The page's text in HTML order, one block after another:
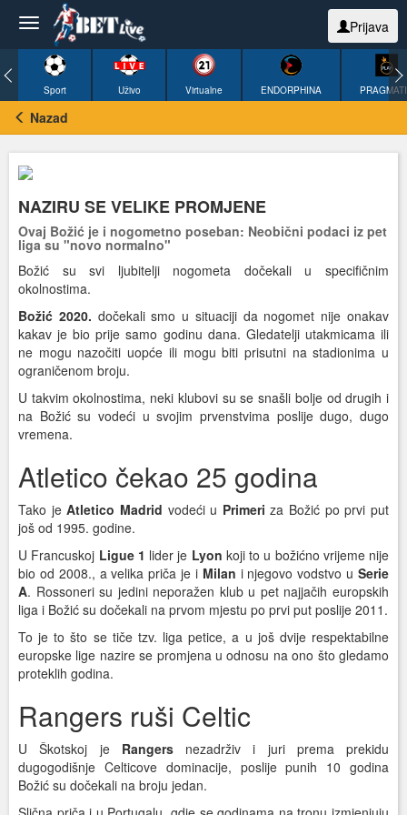
Prijava
Sport Uživo Virtualne ENDORPHINA
Nazad
NAZIRU SE VELIKE PROMJENE
Ovaj Božić je i nogometno poseban: Neobični podaci iz pet
liga su "novo normalno"
Božić su svi ljubitelji nogometa dočekali u specifičnim
okolnostima.
Božić 2020. dočekali smo u situaciji da nogomet nije onakav
kakav je bio prije samo godinu dana. Gledatelji utakmicama ili
ne mogu nazočiti uopće ili mogu biti prisutni na stadionima u
ograničenom broju.
U takvim okolnostima, neki klubovi su se snašli bolje od drugih i
na Božić su vodeći u svojim prvenstvima poslije dugo, dugo
vremena.
Atletico čekao 25 godina
Tako jeAtletico Madrid vodeći u Primeri za Božić po prvi put
još od 1995. godine.
U Francuskoj Ligue 1 lider je Lyon koji to u božićno vrijeme nije
bio od 2008., a velika priča je i Milan i njegovo vodstvo uSerie
A. Rossoneri su jedini neporažen klub u pet najjačih europskih
liga i Božić su dočekali na prvom mjestu po prvi put poslije 2011.
To je to što se tiče tzv. liga petice, a u još dvije respektabilne
europske lige nazire se promjena u odnosu na ono što gledamo
proteklih godina.
Rangers ruši Celtic
U Škotskoj je Rangersnezadrživ i juri prema prekidu
dugogodišnje Celticove dominacije, poslije punih 10 godina
Božić su dočekali na broju jedan.